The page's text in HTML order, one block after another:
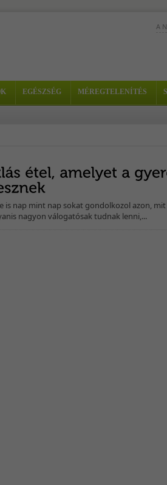
A
EGÉSZSÉG MÉREGTELENÍTÉS
is nap mint nap sokat gondolkozol azon,
nagyon válogatósak tudnak lenni,...